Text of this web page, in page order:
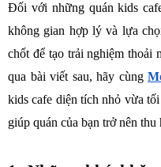
Đối với những quán kids
không gian hợp lý và lựa
chốt để tạo trải nghiệm thoải
qua bài viết sau, hãy cùng
kids cafe diện tích nhỏ vừa
giúp quán của bạn trở nên